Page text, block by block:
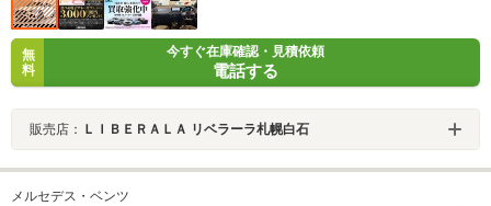
無
料
今すぐ在庫確認・見積依頼
電話する
販売店： ＬＩＢＥＲＡＬＡ リベラーラ札幌白石
メルセデス・ベンツ